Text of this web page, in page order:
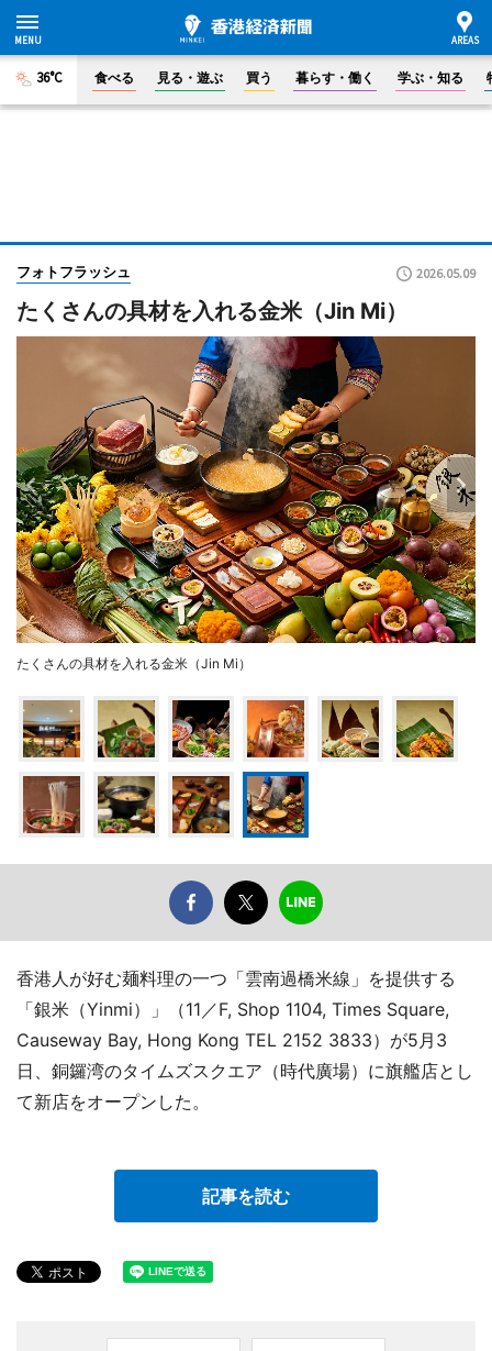
36°C 食べる 見る・遊ぶ 買う 暮らす・働く 学ぶ・知る
フォトフラッシュ 2026.05.09
たくさんの具材を入れる金米（Jin Mi）
たくさんの具材を入れる金米（Jin Mi）
香港人が好む麺料理の一つ「雲南過橋米線」を提供する
「銀米（Yinmi）」（11／F, Shop 1104, Times Square,
Causeway Bay, Hong Kong TEL 2152 3833）が5月3
日、銅鑼湾のタイムズスクエア（時代廣場）に旗艦店とし
て新店をオープンした。
記事を読む